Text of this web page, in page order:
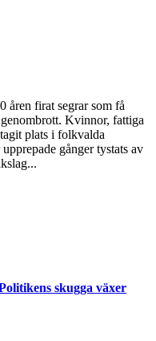
åren firat segrar som få
Kvinnor, fattiga
plats i folkvalda
gånger tystats av
skugga växer